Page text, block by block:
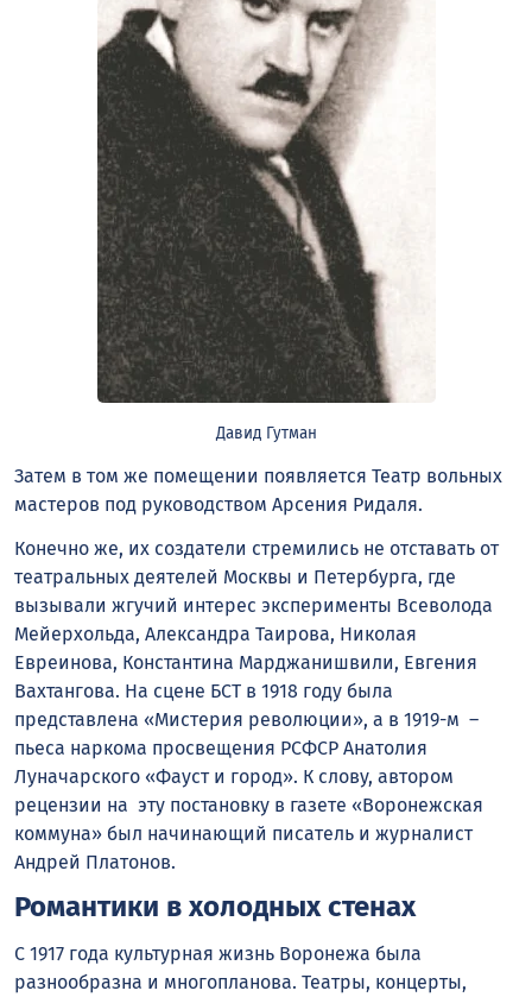
Давид Гутман
Затем в том же помещении появляется Театр вольных
мастеров под руководством Арсения Ридаля.
Конечно же, их создатели стремились не отставать от
театральных деятелей Москвы и Петербурга, где
вызывали жгучий интерес эксперименты Всеволода
Мейерхольда, Александра Таирова, Николая
Евреинова, Константина Марджанишвили, Евгения
Вахтангова. На сцене БСТ в 1918 году была
представлена «Мистерия революции», а в 1919-м –
пьеса наркома просвещения РСФСР Анатолия
Луначарского «Фауст и город». К слову, автором
рецензии на эту постановку в газете «Воронежская
коммуна» был начинающий писатель и журналист
Андрей Платонов.
Романтики в холодных стенах
С 1917 года культурная жизнь Воронежа была
разнообразна и многопланова. Театры, концерты,